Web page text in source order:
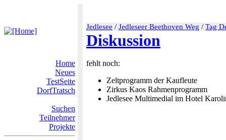
Jedlesee / Jedleseer Beethoven Weg / Tag
Diskussion
Home
Neues
TestSeite
DorfTratsch
Suchen
Teilnehmer
Projekte
fehlt noch:
Zeltprogramm der Kaufleute
Zirkus Kaos Rahmenprogramm
Jedlesee Multimedial im Hotel